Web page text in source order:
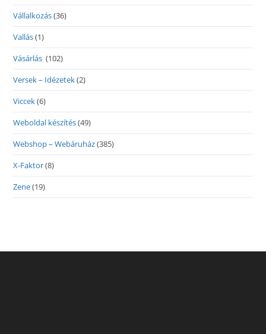
Vállalkozás(36)
Vallás(1)
Vásárlás (102)
Versek – Idézetek(2)
Viccek(6)
Weboldal készítés(49)
Webshop – Webáruház(385)
X-Faktor(8)
Zene(19)